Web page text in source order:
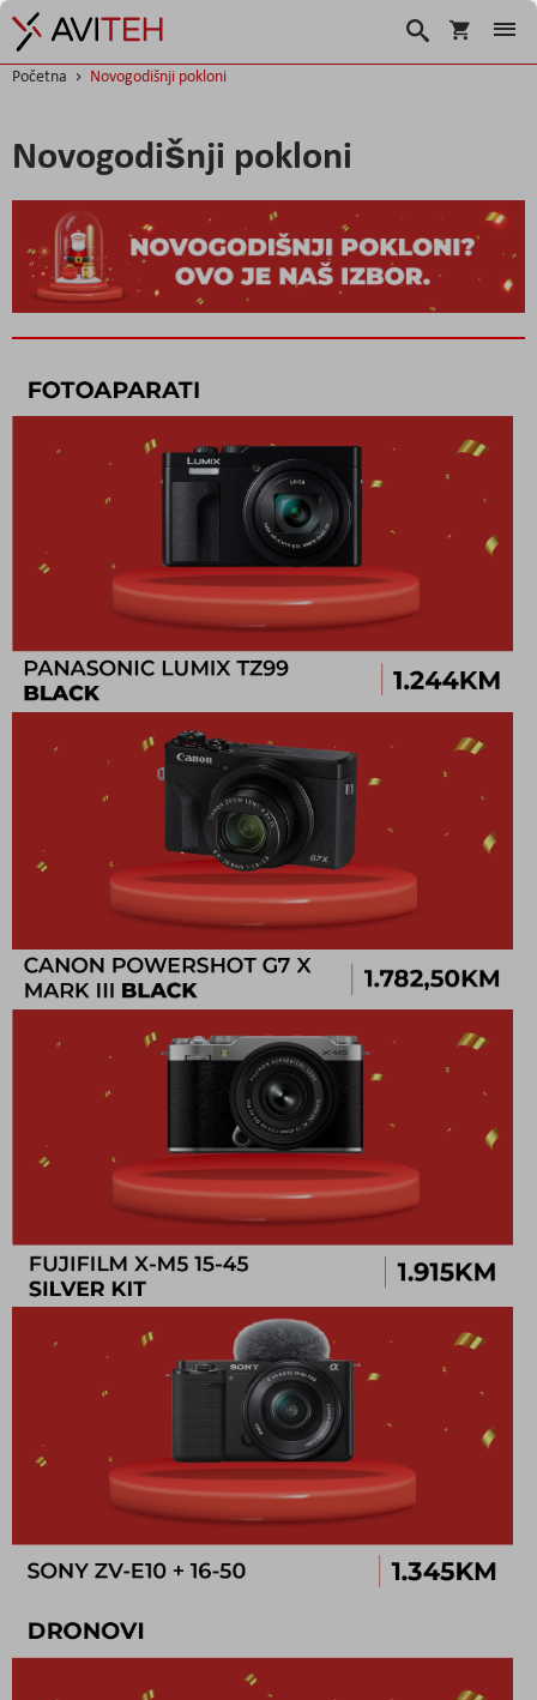
Korpa
Traži
Početna Novogodišnji pokloni
Novogodišnji pokloni